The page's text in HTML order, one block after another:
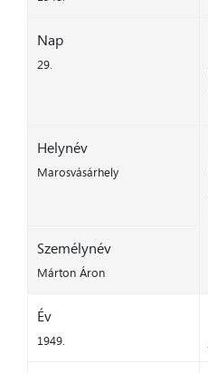
Nap
29.
Helynév
Marosvásárhely
Személynév
Márton Áron
Év
1949.